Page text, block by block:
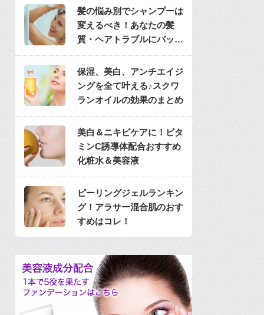
髪の悩み別でシャンプーは
変えるべき！あなたの髪
質・ヘアトラブルにバッチ
リのシャンプーは？
保湿、美白、アンチエイジ
ングを全て叶える♪スクワ
ランオイルの効果のまとめ
美白＆ニキビケアに！ビタ
ミンC誘導体配合おすすめ
化粧水＆美容液
ピーリングジェルランキン
グ！アラサー混合肌のおす
すめはコレ！